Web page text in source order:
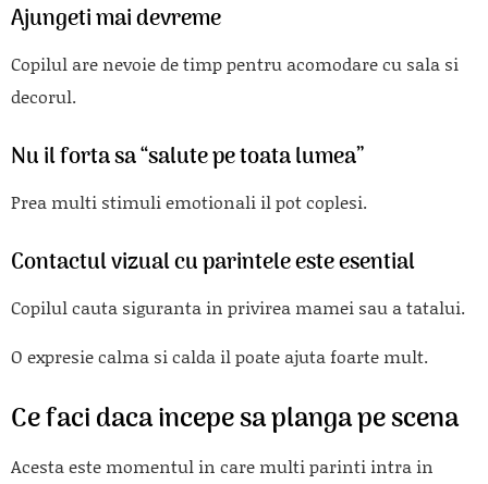
Ajungeti mai devreme
Copilul are nevoie de timp pentru acomodare cu sala si
decorul.
Nu il forta sa “salute pe toata lumea”
Prea multi stimuli emotionali il pot coplesi.
Contactul vizual cu parintele este esential
Copilul cauta siguranta in privirea mamei sau a tatalui.
O expresie calma si calda il poate ajuta foarte mult.
Ce faci daca incepe sa planga pe scena
Acesta este momentul in care multi parinti intra in